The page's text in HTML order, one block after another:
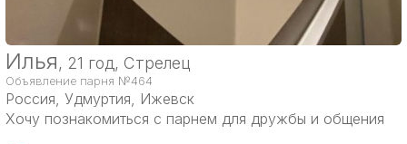
Илья, 21 год, Стрелец
Объявление парня №464
Россия, Удмуртия, Ижевск
Хочу познакомиться с парнем для дружбы и общения